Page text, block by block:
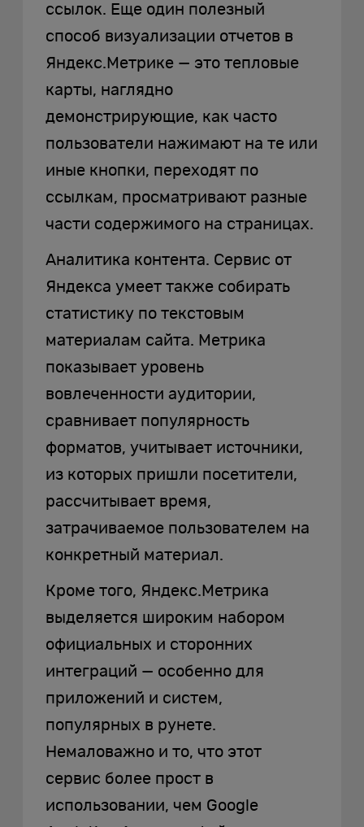
ссылок. Еще один полезный
способ визуализации отчетов в
Яндекс.Метрике — это тепловые
карты, наглядно
демонстрирующие, как часто
пользователи нажимают на те или
иные кнопки, переходят по
ссылкам, просматривают разные
части содержимого на страницах.
Аналитика контента. Сервис от
Яндекса умеет также собирать
статистику по текстовым
материалам сайта. Метрика
показывает уровень
вовлеченности аудитории,
сравнивает популярность
форматов, учитывает источники,
из которых пришли посетители,
рассчитывает время,
затрачиваемое пользователем на
конкретный материал.
Кроме того, Яндекс.Метрика
выделяется широким набором
официальных и сторонних
интеграций — особенно для
приложений и систем,
популярных в рунете.
Немаловажно и то, что этот
сервис более прост в
использовании, чем Google